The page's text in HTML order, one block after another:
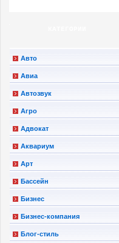
Авто
Авиа
Автозвук
Агро
Адвокат
Аквариум
Арт
Бассейн
Бизнес
Бизнес-компания
Блог-стиль